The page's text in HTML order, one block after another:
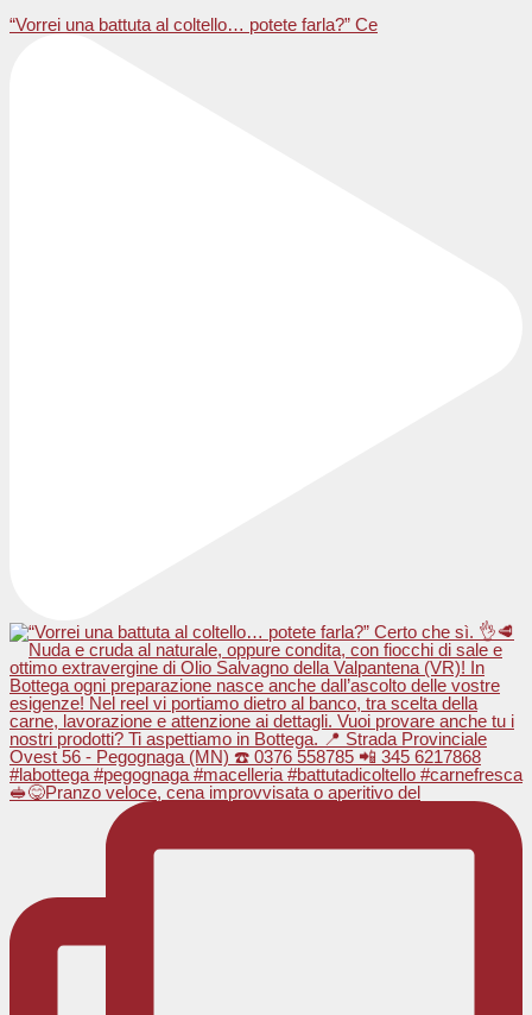
“Vorrei una battuta al coltello… potete farla?” Ce
🥪😋Pranzo veloce, cena improvvisata o aperitivo del